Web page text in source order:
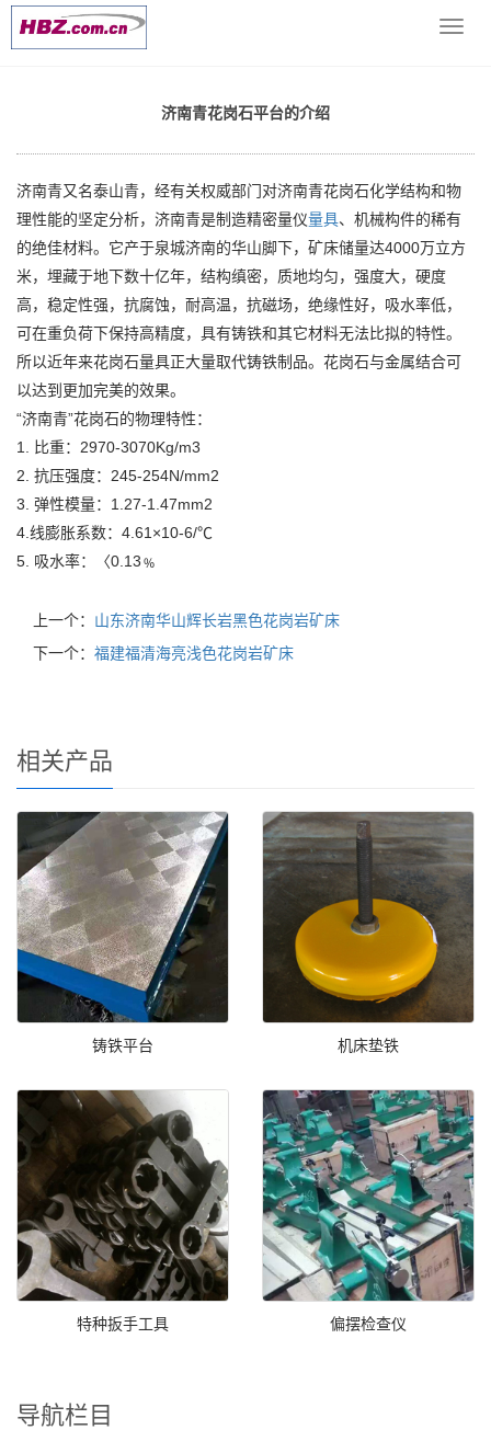
导
当前位置：网站首页
>> 济南青花
济南青花岗石平台的介绍
济南青又名泰山青，经有关权威部门对济南青花岗石化学结构和物
理性能的坚定分析，济南青是制造精密量仪量具、机械构件的稀有
的绝佳材料。它产于泉城济南的华山脚下，矿床储量达4000万立方
米，埋藏于地下数十亿年，结构缜密，质地均匀，强度大，硬度
高，稳定性强，抗腐蚀，耐高温，抗磁场，绝缘性好，吸水率低，
可在重负荷下保持高精度，具有铸铁和其它材料无法比拟的特性。
所以近年来花岗石量具正大量取代铸铁制品。花岗石与金属结合可
以达到更加完美的效果。
“济南青”花岗石的物理特性：
1. 比重：2970-3070Kg/m3
2. 抗压强度：245-254N/mm2
3. 弹性模量：1.27-1.47mm2
4.线膨胀系数：4.61×10-6/℃
5. 吸水率：〈0.13﹪
上一个： 山东济南华山辉长岩黑色花岗岩矿床
下一个： 福建福清海亮浅色花岗岩矿床
相关产品
铸铁平台 机床垫铁
特种扳手工具 偏摆检查仪
导航栏目